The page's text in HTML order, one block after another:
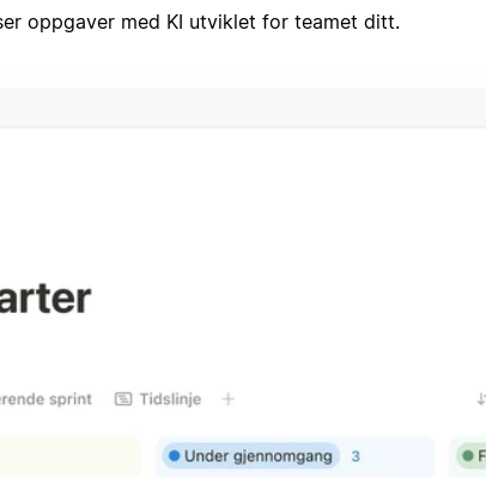
oppgaver med KI utviklet for teamet ditt.